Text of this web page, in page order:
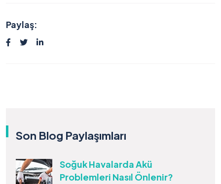
Paylaş:
Son Blog Paylaşımları
Soğuk Havalarda Akü
Problemleri Nasıl Önlenir?